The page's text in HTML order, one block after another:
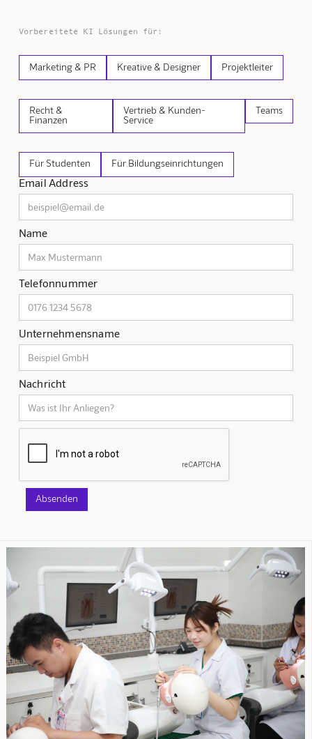
Vorbereitete KI Lösungen für:
Marketing & PR Kreative & Designer Projektleiter
Recht &
Finanzen
Vertrieb & Kunden-
Service
Teams
Für Studenten Für Bildungseinrichtungen
Email Address
Name
Telefonnummer
Unternehmensname
Nachricht